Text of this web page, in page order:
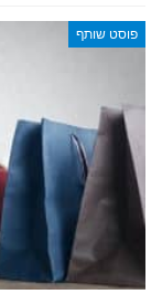
פוסט שותף